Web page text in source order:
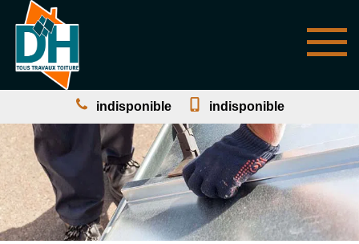
indisponible indisponible